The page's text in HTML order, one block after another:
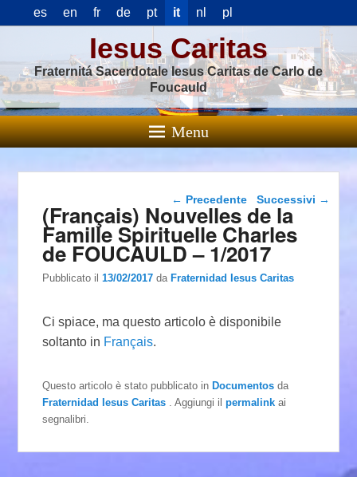
es en fr de pt it nl pl
Iesus Caritas
Fraternitá Sacerdotale Iesus Caritas de Carlo de
Foucauld
Menu
Navigazione articolo
← Precedente Successivi →
(Français) Nouvelles de la
Famille Spirituelle Charles
de FOUCAULD – 1/2017
Pubblicato il13/02/2017 daFraternidad Iesus Caritas
Ci spiace, ma questo articolo è disponibile
soltanto in Français.
Questo articolo è stato pubblicato inDocumentos da
Fraternidad Iesus Caritas
. Aggiungi ilpermalink ai
segnalibri.